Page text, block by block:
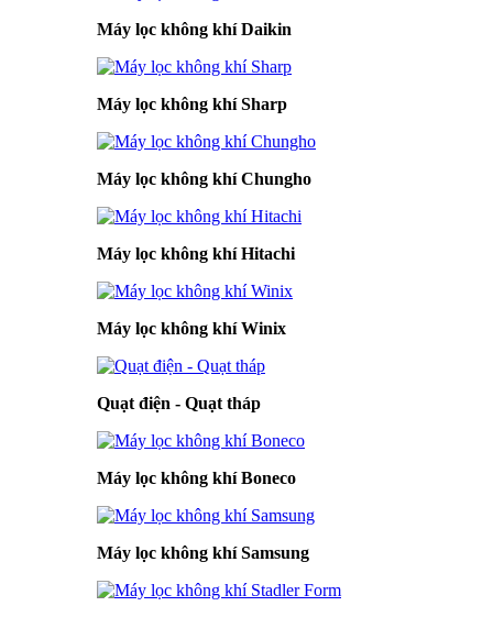
Máy lọc không khí Daikin
Máy lọc không khí Sharp
Máy lọc không khí Chungho
Máy lọc không khí Hitachi
Máy lọc không khí Winix
Quạt điện - Quạt tháp
Máy lọc không khí Boneco
Máy lọc không khí Samsung